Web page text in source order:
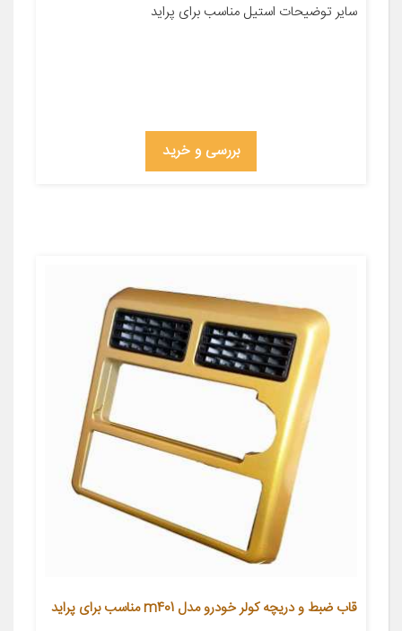
سایر توضیحات استیل مناسب برای پراید
بررسی و خرید
قاب ضبط و دریچه کولر خودرو مدل m401 مناسب برای پراید